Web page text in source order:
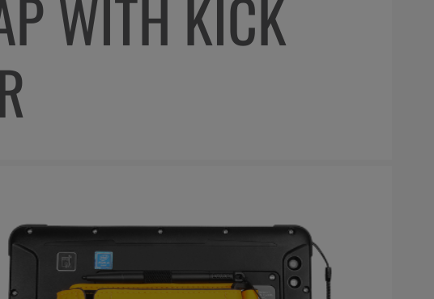
WITH KICK